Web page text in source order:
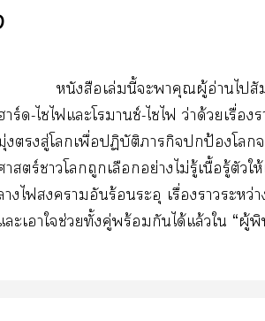
หนังสือเล่มนี้ะาคุณผู้อ่านไ
าร์ด-ไไแะโานซ์-ไไ ว่าด้วยเรื่
งสู่โเพื่อปฏิบัติภารกิจปกป้องโ
าสตร์าโถูกเลือกอย่างไม่รู้เนื้อรู้ตัว
างไาอันร้อนระอุ เรื่องาระหว่
ะเาใช่วยทั้งคู่พร้อมกันได้แล้วใ “ผู้